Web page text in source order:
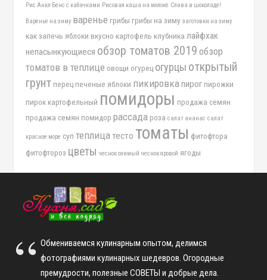
Рис Анкл Бенс с кабачками Рисовая каша на молоке Слива в шоколаде!
Варенье на зиму варенье грибы грибы на зиму заготовки на зиму
как запечь яблоки вкусно картофель клубника лайфхак
непасынкующиеся обзор томатов 2019 обзор
томатов в теплице овощи огурец огурцы открытый
грунт перец печеные яблоки пикировка пирог пирожки
пирок картофельный помидоры продажа семян
продажа семян помидор рассада роза салат ананас салат
красное море суп теплица тесто томаты фитофтора
фитофтороз цветы чеснок озимый чеснок яровой ягоды
Обмениваемся кулинарным опытом, делимся
фотографиями кулинарных шедевров. Огородные
премудрости, полезные СОВЕТЫ и добрые дела.